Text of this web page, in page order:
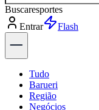
Buscarpolítica
Entrar
Explorar
Tudo
Barueri
Região
Negócios